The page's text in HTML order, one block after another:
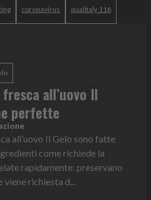
coronavirus qualitaly 116
all’uovo Il
perfette
all’uovo Il Gelo sono fatte
come richiede la
rapidamente: preservano
richiesta d...